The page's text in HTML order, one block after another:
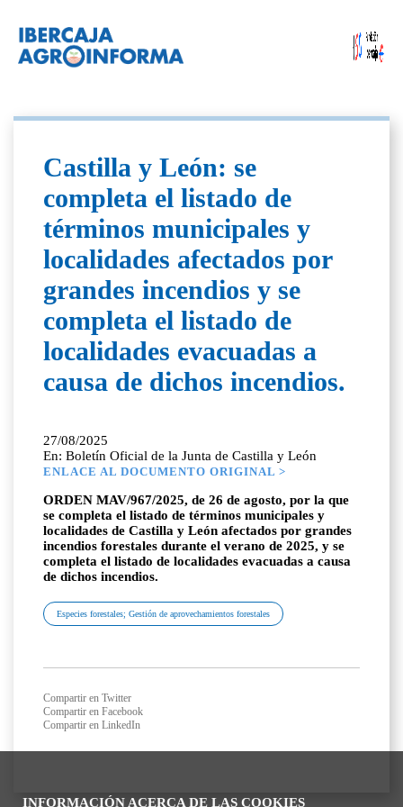
INFORMACIÓN ACERCA DE LAS COOKIES
Castilla y León: se
completa el listado de
términos municipales y
localidades afectados por
grandes incendios y se
completa el listado de
localidades evacuadas a
causa de dichos incendios.
27/08/2025
En: Boletín Oficial de la Junta de Castilla y León
ENLACE AL DOCUMENTO ORIGINAL >
ORDEN MAV/967/2025, de 26 de agosto, por la que
se completa el listado de términos municipales y
localidades de Castilla y León afectados por grandes
incendios forestales durante el verano de 2025, y se
completa el listado de localidades evacuadas a causa
de dichos incendios.
Especies forestales; Gestión de aprovechamientos forestales
Compartir en Twitter
Compartir en Facebook
Compartir en LinkedIn